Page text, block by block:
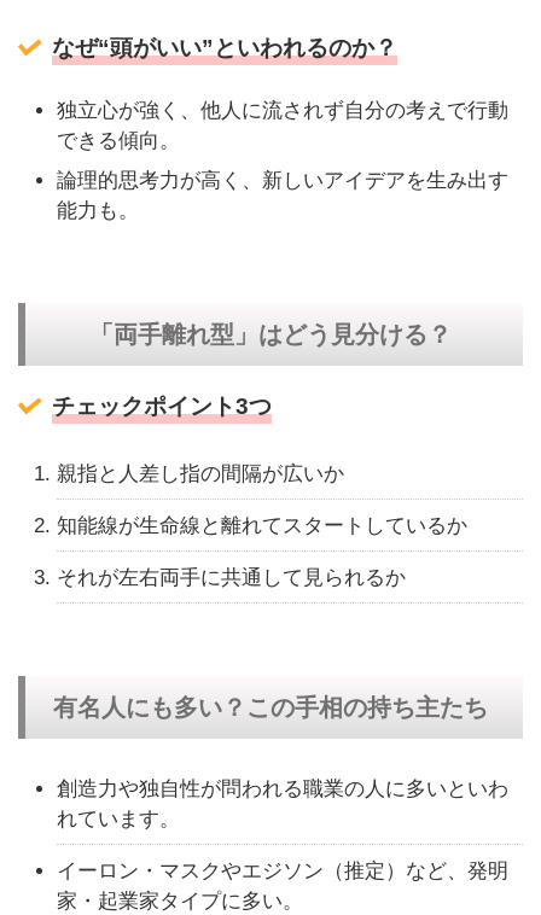
なぜ“頭がいい”といわれるのか？
独立心が強く、他人に流されず自分の考えで行動
できる傾向。
論理的思考力が高く、新しいアイデアを生み出す
能力も。
「両手離れ型」はどう見分ける？
チェックポイント3つ
親指と人差し指の間隔が広いか
知能線が生命線と離れてスタートしているか
それが左右両手に共通して見られるか
有名人にも多い？この手相の持ち主たち
創造力や独自性が問われる職業の人に多いといわ
れています。
イーロン・マスクやエジソン（推定）など、発明
家・起業家タイプに多い。